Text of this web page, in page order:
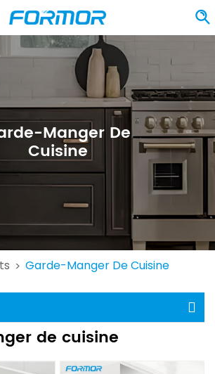
Manger De
Cuisine
> Garde-Manger De Cuisine
de cuisine